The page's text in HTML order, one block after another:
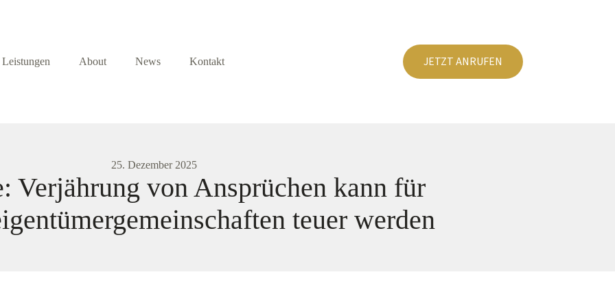
Leistungen About News Kontakt JETZT ANRUFEN
25. Dezember 2025
Verjährung von Ansprüchen kann für
teuer werden